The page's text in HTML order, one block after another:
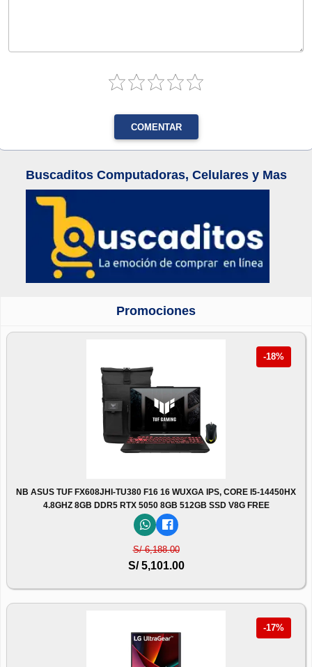
COMENTAR
Buscaditos Computadoras, Celulares y Mas
Promociones
-18%
NB ASUS TUF FX608JHI-TU380 F16 16 WUXGA IPS, CORE I5-14450HX
4.8GHZ 8GB DDR5 RTX 5050 8GB 512GB SSD V8G FREE
S/ 6,188.00
S/ 5,101.00
-17%